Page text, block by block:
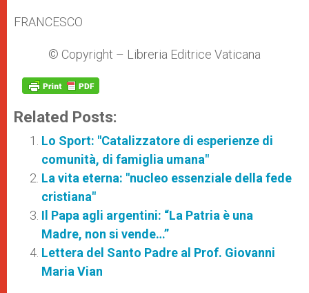
FRANCESCO
© Copyright – Libreria Editrice Vaticana
Related Posts:
Lo Sport: "Catalizzatore di esperienze di
comunità, di famiglia umana"
La vita eterna: "nucleo essenziale della fede
cristiana"
Il Papa agli argentini: “La Patria è una
Madre, non si vende…”
Lettera del Santo Padre al Prof. Giovanni
Maria Vian